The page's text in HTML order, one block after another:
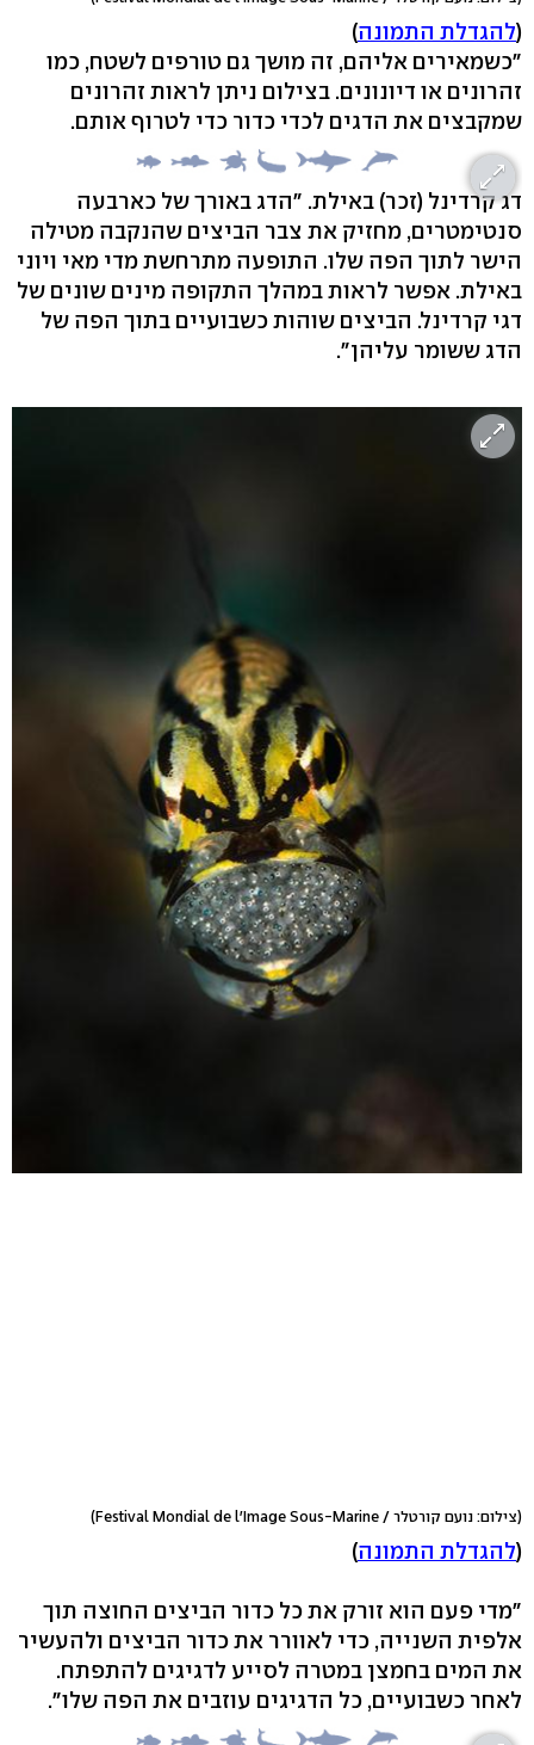
(להגדלת התמונה)
"כשמאירים אליהם, זה מושך גם טורפים לשטח, כמו
זהרונים או דיונונים. בצילום ניתן לראות זהרונים
שמקבצים את הדגים לכדי כדור כדי לטרוף אותם.
דג קרדינל (זכר) באילת. "הדג באורך של כארבעה
סנטימטרים, מחזיק את צבר הביצים שהנקבה מטילה
הישר לתוך הפה שלו. התופעה מתרחשת מדי מאי ויוני
באילת. אפשר לראות במהלך התקופה מינים שונים של
דגי קרדינל. הביצים שוהות כשבועיים בתוך הפה של
הדג ששומר עליהן".
(צילום: נועם קורטלר / Festival Mondial de l'Image Sous-Marine)
(להגדלת התמונה)
"מדי פעם הוא זורק את כל כדור הביצים החוצה תוך
אלפית השנייה, כדי לאוורר את כדור הביצים ולהעשיר
את המים בחמצן במטרה לסייע לדגיגים להתפתח.
לאחר כשבועיים, כל הדגיגים עוזבים את הפה שלו".